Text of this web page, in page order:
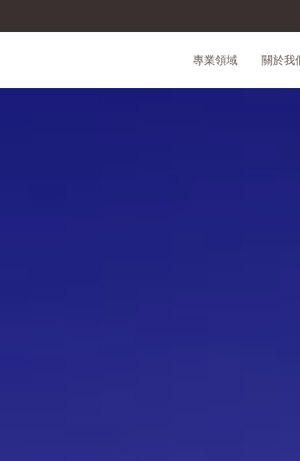
專業領域 關於我